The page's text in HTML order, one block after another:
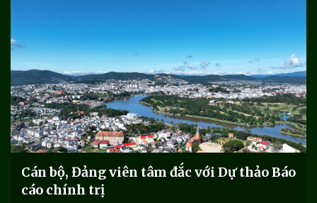
Cán bộ, Đảng viên tâm đắc với Dự thảo Báo
cáo chính trị